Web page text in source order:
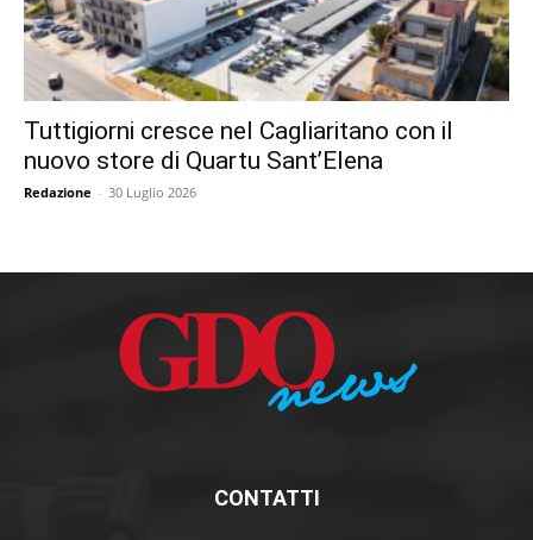
Tuttigiorni cresce nel Cagliaritano con il
nuovo store di Quartu Sant’Elena
Redazione - 30 Luglio 2026
CONTATTI